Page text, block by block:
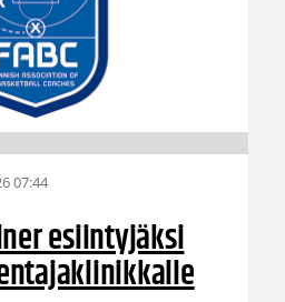
07:44
esiintyjäksi